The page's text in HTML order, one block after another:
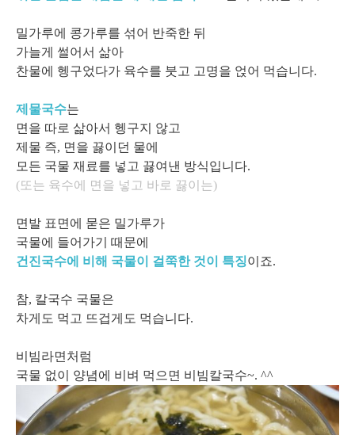
밀가루에 콩가루를 섞어 반죽한 뒤
가늘게 썰어서 삶아
찬물에 헹구었다가 육수를 붓고 고명을 얹어 먹습니다.
제물국수는
면을 따로 삶아서 헹구지 않고
제물 즉, 면을 끓이던 물에
모든 국물 재료를 넣고 끓여낸 방식입니다.
(또는 육수에 면을 넣고 바로 끓이는)
면발 표면에 묻은 밀가루가
국물에 들어가기 때문에
건진국수에 비해 국물이 걸쭉한 것이 특징이죠.
참, 칼국수 국물은
차게도 먹고 뜨겁게도 먹습니다.
비빔라면처럼
국물 없이 양념에 비벼 먹으면 비빔칼국수~. ^^